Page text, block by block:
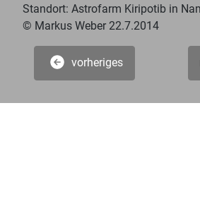
Standort: Astrofarm Kiripotib in
© Markus Weber 22.7.2014
vorheriges